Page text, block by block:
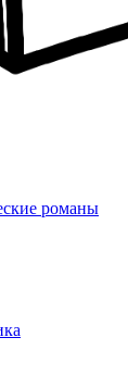
романы